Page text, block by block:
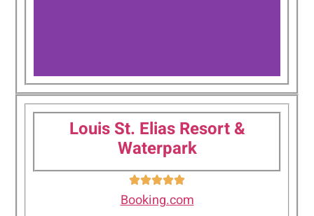
Antigoni
Hotel
Louis St. Elias Resort &
Waterpark
Booking.com